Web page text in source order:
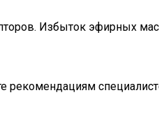
Избыток эфирных
рекомендациям